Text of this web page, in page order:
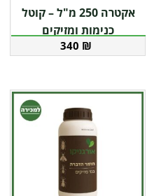
אקטרה 250 מ"ל – קוטל
כנימות ומזיקים
340 ₪